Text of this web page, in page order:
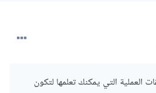
العملية التي يمكنك تعلمها لتكون